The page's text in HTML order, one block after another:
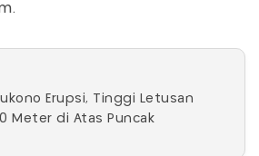
Erupsi, Tinggi Letusan
Meter di Atas Puncak